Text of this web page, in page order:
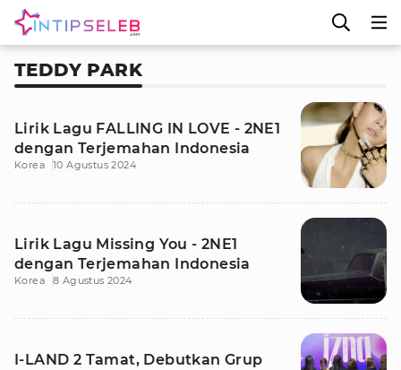
TEDDY PARK
Lirik Lagu FALLING IN LOVE - 2NE1
dengan Terjemahan Indonesia
Korea 10 Agustus 2024
Lirik Lagu Missing You - 2NE1
dengan Terjemahan Indonesia
Korea 8 Agustus 2024
I-LAND 2 Tamat, Debutkan Grup